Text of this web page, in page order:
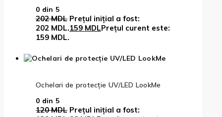
0 din 5
202MDL Prețul inițial a fost:
202 MDL.159 MDLPrețul curent este:
159 MDL.
Ochelari de protecție UV/LED LookMe
0 din 5
120MDL Prețul inițial a fost: